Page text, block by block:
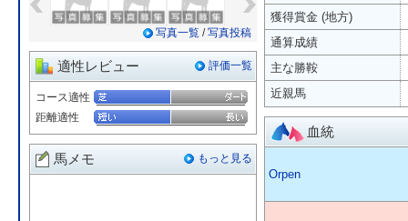
写真一覧 /写真投稿
適性レビュー 評価一覧
コース適性
距離適性
馬メモ もっと見る
獲得賞金 (地方)
通算成績
主な勝鞍
近親馬
血統
Orpen